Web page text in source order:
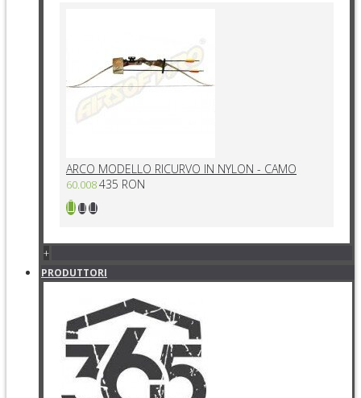
ARCO MODELLO RICURVO IN NYLON - CAMO
60.008435 RON
+
PRODUTTORI